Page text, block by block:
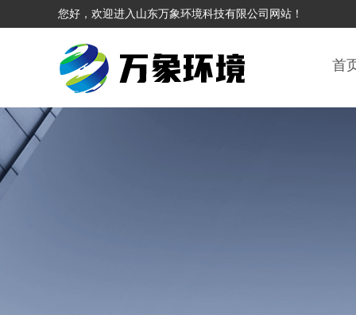
您好，欢迎进入山东万象环境科技有限公司网站！
首